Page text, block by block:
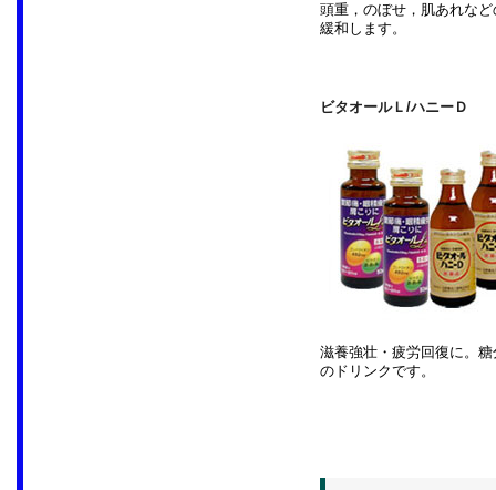
頭重，のぼせ，肌あれな
緩和します。
ビタオールＬ/ハニーＤ
滋養強壮・疲労回復に。
のドリンクです。